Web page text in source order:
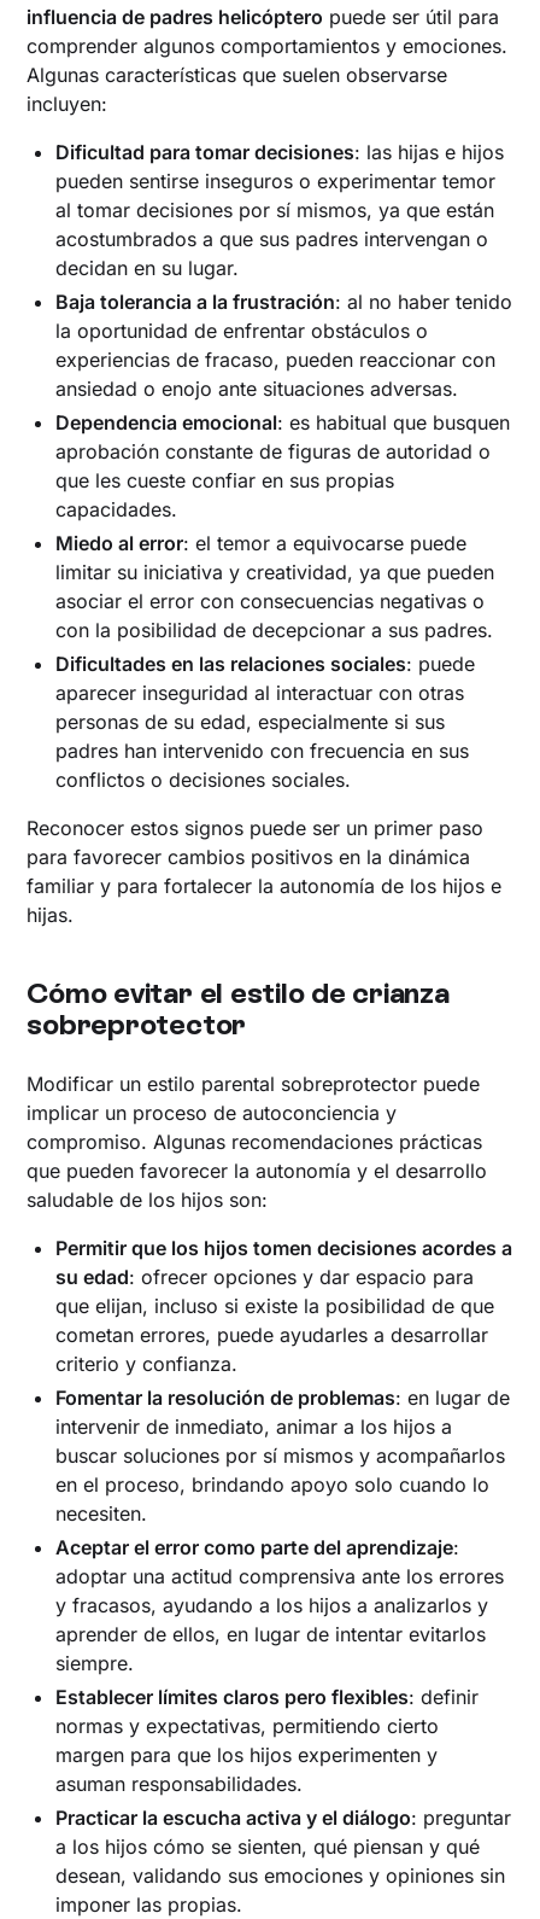
influencia de padres helicóptero puede ser útil para
comprender algunos comportamientos y emociones.
Algunas características que suelen observarse
incluyen:
Dificultad para tomar decisiones: las hijas e hijos
pueden sentirse inseguros o experimentar temor
al tomar decisiones por sí mismos, ya que están
acostumbrados a que sus padres intervengan o
decidan en su lugar.
Baja tolerancia a la frustración: al no haber tenido
la oportunidad de enfrentar obstáculos o
experiencias de fracaso, pueden reaccionar con
ansiedad o enojo ante situaciones adversas.
Dependencia emocional: es habitual que busquen
aprobación constante de figuras de autoridad o
que les cueste confiar en sus propias
capacidades.
Miedo al error: el temor a equivocarse puede
limitar su iniciativa y creatividad, ya que pueden
asociar el error con consecuencias negativas o
con la posibilidad de decepcionar a sus padres.
Dificultades en las relaciones sociales: puede
aparecer inseguridad al interactuar con otras
personas de su edad, especialmente si sus
padres han intervenido con frecuencia en sus
conflictos o decisiones sociales.
Reconocer estos signos puede ser un primer paso
para favorecer cambios positivos en la dinámica
familiar y para fortalecer la autonomía de los hijos e
hijas.
Cómo evitar el estilo de crianza
sobreprotector
Modificar un estilo parental sobreprotector puede
implicar un proceso de autoconciencia y
compromiso. Algunas recomendaciones prácticas
que pueden favorecer la autonomía y el desarrollo
saludable de los hijos son:
Permitir que los hijos tomen decisiones acordes a
su edad: ofrecer opciones y dar espacio para
que elijan, incluso si existe la posibilidad de que
cometan errores, puede ayudarles a desarrollar
criterio y confianza.
Fomentar la resolución de problemas: en lugar de
intervenir de inmediato, animar a los hijos a
buscar soluciones por sí mismos y acompañarlos
en el proceso, brindando apoyo solo cuando lo
necesiten.
Aceptar el error como parte del aprendizaje:
adoptar una actitud comprensiva ante los errores
y fracasos, ayudando a los hijos a analizarlos y
aprender de ellos, en lugar de intentar evitarlos
siempre.
Establecer límites claros pero flexibles: definir
normas y expectativas, permitiendo cierto
margen para que los hijos experimenten y
asuman responsabilidades.
Practicar la escucha activa y el diálogo: preguntar
a los hijos cómo se sienten, qué piensan y qué
desean, validando sus emociones y opiniones sin
imponer las propias.